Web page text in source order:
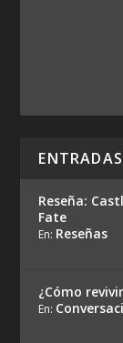
Reseña:
Fate
En: Reseñas
¿Cómo
En: